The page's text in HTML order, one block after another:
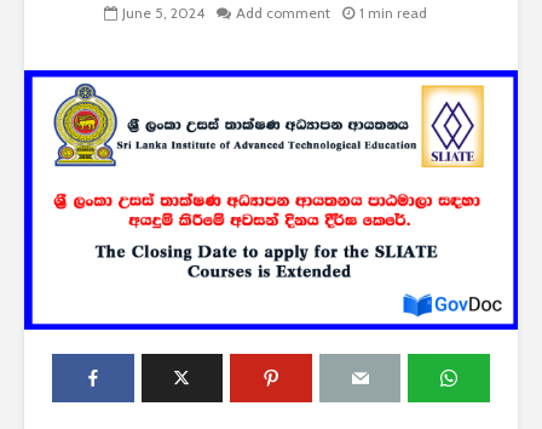
June 5, 2024 Add comment 1 min read